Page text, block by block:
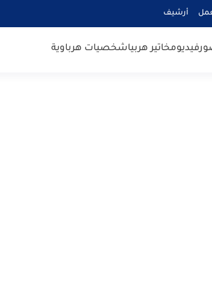
أرشيف
فيديومخاتير هربياشخصيات هرباوية